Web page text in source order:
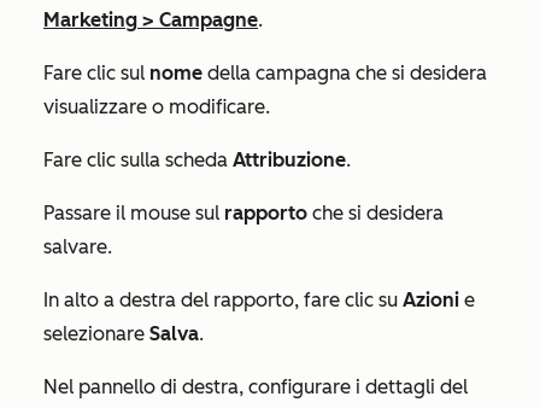
Marketing > Campagne.
Fare clic sul nome della campagna che si desidera
visualizzare o modificare.
Fare clic sulla scheda Attribuzione.
Passare il mouse sul rapporto che si desidera
salvare.
In alto a destra del rapporto, fare clic su Azioni e
selezionare Salva.
Nel pannello di destra, configurare i dettagli del